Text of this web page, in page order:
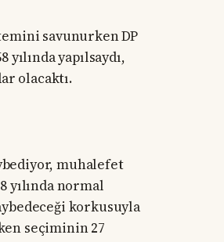
savunurken DP
yapılsaydı,
olacaktı.
muhalefet
yılında normal
korkusuyla
seçiminin 27